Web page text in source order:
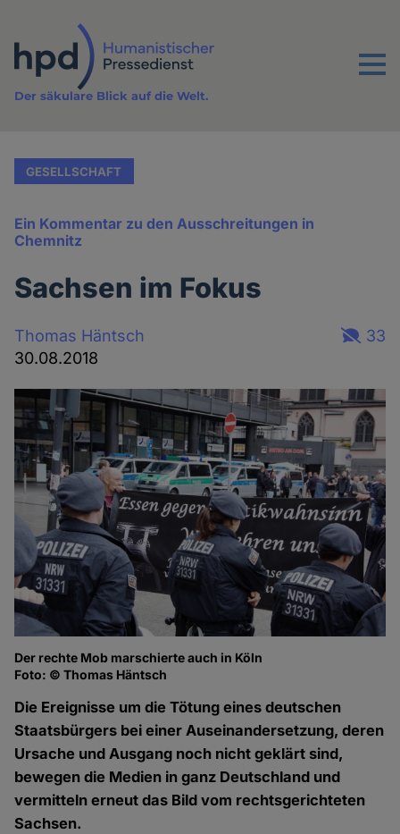
Inhalt
Menu
Der säkulare Blick auf die Welt.
GESELLSCHAFT
Ein Kommentar zu den Ausschreitungen in
Chemnitz
Sachsen im Fokus
Thomas Häntsch
30.08.2018
33
Der rechte Mob marschierte auch in Köln
Foto: © Thomas Häntsch
Die Ereignisse um die Tötung eines deutschen
Staatsbürgers bei einer Auseinandersetzung, deren
Ursache und Ausgang noch nicht geklärt sind,
bewegen die Medien in ganz Deutschland und
vermitteln erneut das Bild vom rechtsgerichteten
Sachsen.